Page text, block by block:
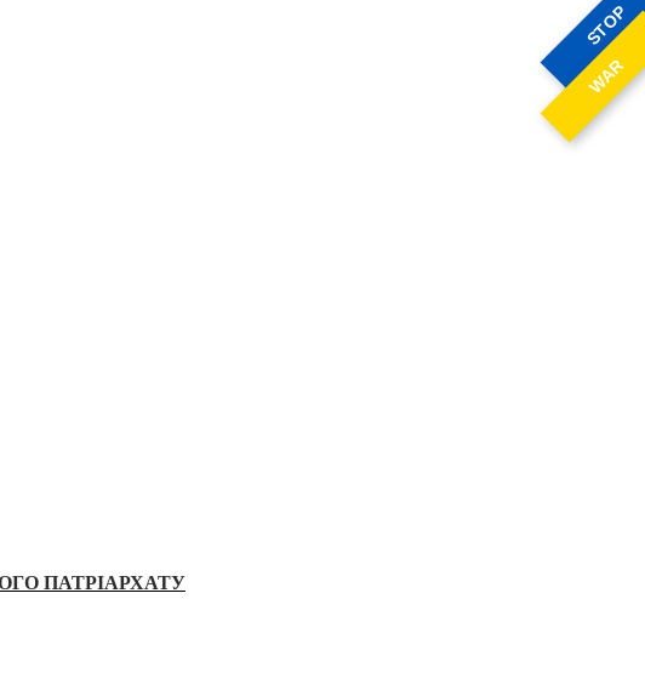
STOP
WAR
ПАТРІАРХАТУ